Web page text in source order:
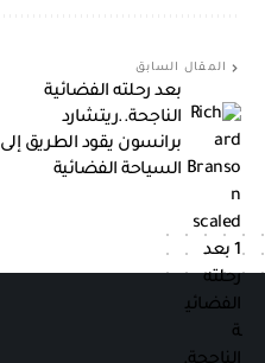
المقال السابق
بعد رحلته الفضائية
الناجحة..ريتشارد
برانسون يقود الطريق إلى
السياحة الفضائية